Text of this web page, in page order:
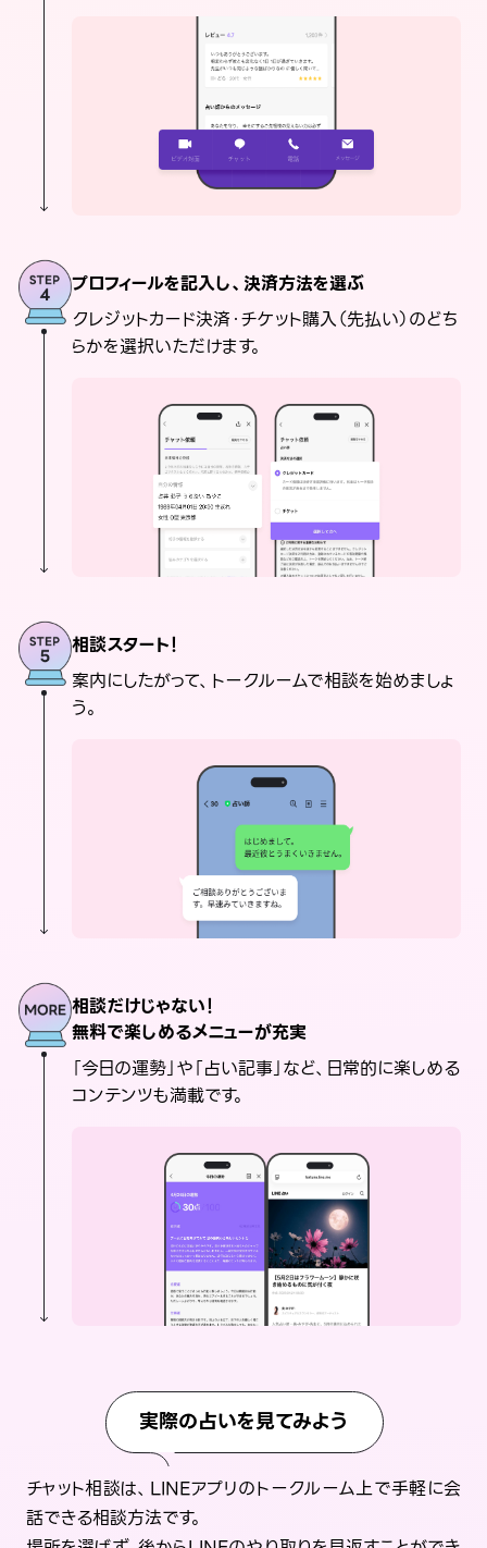
プロフィールを記入し、決済方法を選ぶ
クレジットカード決済・チケット購入（先払い）のどち
らかを選択いただけます。
相談スタート！
案内にしたがって、トークルームで相談を始めましょ
う。
相談だけじゃない！
無料で楽しめるメニューが充実
「今日の運勢」や「占い記事」など、日常的に楽しめる
コンテンツも満載です。
実際の占いを見てみよう
チャット相談は、LINEアプリのトークルーム上で手軽に会
話できる相談方法です。